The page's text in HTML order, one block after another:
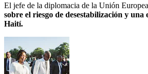
El jefe de la diplomacia de la Unión
sobre el riesgo de desestabilización y una
Haití.